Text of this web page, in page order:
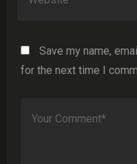
Save my name,
for the next time I